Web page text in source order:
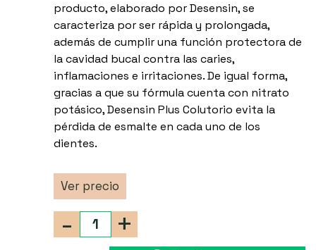
producto, elaborado por Desensin, se
caracteriza por ser rápida y prolongada,
además de cumplir una función protectora de
la cavidad bucal contra las caries,
inflamaciones e irritaciones. De igual forma,
gracias a que su fórmula cuenta con nitrato
potásico, Desensin Plus Colutorio evita la
pérdida de esmalte en cada uno de los
dientes.
Ver precio
+
-